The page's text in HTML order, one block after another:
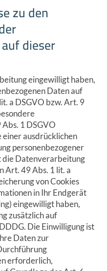
zu den
dieser
eingewilligt haben,
Daten auf
a DSGVO bzw. Art. 9
1 DSGVO
ausdrücklichen
personenbezogener
Datenverarbeitung
Art. 49 Abs. 1 lit. a
von Cookies
in Ihr Endgerät
eingewilligt haben,
zusätzlich auf
Die Einwilligung ist
Daten zur
erforderlich,